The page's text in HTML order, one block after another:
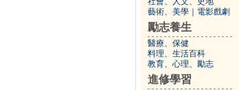
藝術、美學
電影戲劇
勵志養生
醫療、保健
料理、生活百科
教育、心理、勵志
進修學習